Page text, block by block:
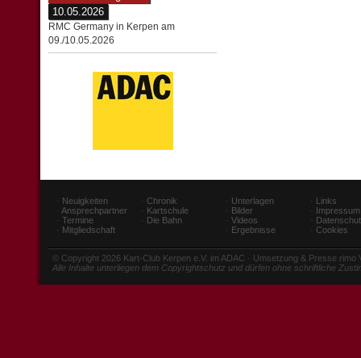
10.05.2026
RMC Germany in Kerpen am
09./10.05.2026
· Neuigkeiten
· Ansprechpartner
· Termine
· Mitgliedschaft
· Chronik
· Kartschule
· Die Bahn
· Unterlagen
· Bilder
· Videos
· Ergebnisse
· Links
· Impressum
·
· Cookies
© Copyright 2026 Kart-Club Kerpen e.V. im ADAC · Umsetzung & Presse rimo
Alle Inhalte unterliegen dem Copyrightschutz und dürfen ohne schriftliche